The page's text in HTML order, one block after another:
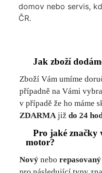
domov nebo servis,
ČR.
Jak zboží
Zboží Vám umíme
případně na Vámi
v případě že ho máme
ZDARMA již do 24
Pro jaké značky
motor?
Nový nebo